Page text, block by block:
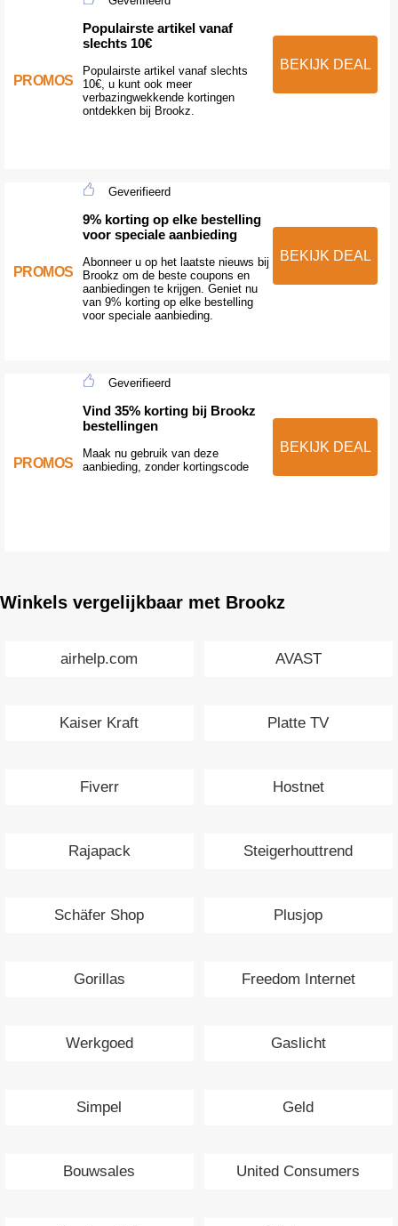
PROMOS
Populairste artikel vanaf
slechts 10€
Populairste artikel vanaf slechts
10€, u kunt ook meer
verbazingwekkende kortingen
ontdekken bij Brookz.
BEKIJK DEAL
PROMOS
Geverifieerd
9% korting op elke bestelling
voor speciale aanbieding
Abonneer u op het laatste nieuws bij
Brookz om de beste coupons en
aanbiedingen te krijgen. Geniet nu
van 9% korting op elke bestelling
voor speciale aanbieding.
BEKIJK DEAL
PROMOS
Geverifieerd
Vind 35% korting bij Brookz
bestellingen
Maak nu gebruik van deze
aanbieding, zonder kortingscode
BEKIJK DEAL
Winkels vergelijkbaar met Brookz
airhelp.com AVAST
Kaiser Kraft Platte TV
Fiverr Hostnet
Rajapack Steigerhouttrend
Schäfer Shop Plusjop
Gorillas Freedom Internet
Werkgoed Gaslicht
Simpel Geld
Bouwsales United Consumers